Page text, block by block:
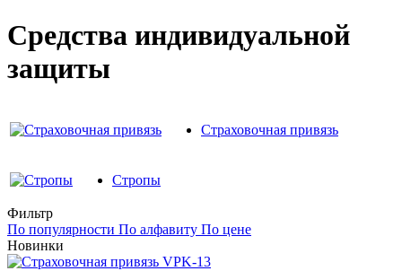
Средства индивидуальной
защиты
Страховочная привязь
Стропы
Фильтр
По популярности По алфавиту По цене
Новинки